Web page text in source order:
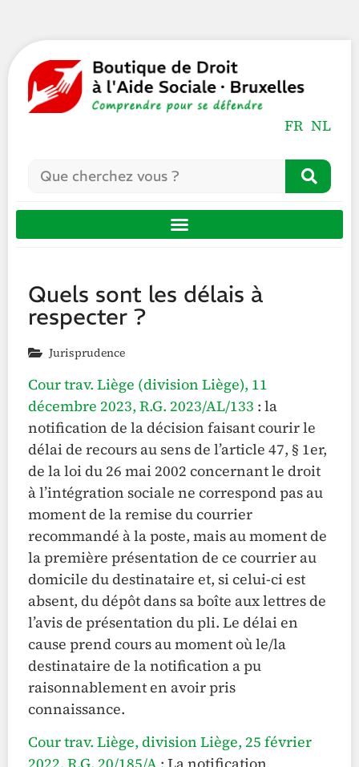
FR NL
Quels sont les délais à
respecter ?
Jurisprudence
Cour trav. Liège (division Liège), 11
décembre 2023, R.G. 2023/AL/133 : la
notification de la décision faisant courir le
délai de recours au sens de l’article 47, § 1er,
de la loi du 26 mai 2002 concernant le droit
à l’intégration sociale ne correspond pas au
moment de la remise du courrier
recommandé à la poste, mais au moment de
la première présentation de ce courrier au
domicile du destinataire et, si celui-ci est
absent, du dépôt dans sa boîte aux lettres de
l’avis de présentation du pli. Le délai en
cause prend cours au moment où le/la
destinataire de la notification a pu
raisonnablement en avoir pris
connaissance.
Cour trav. Liège, division Liège, 25 février